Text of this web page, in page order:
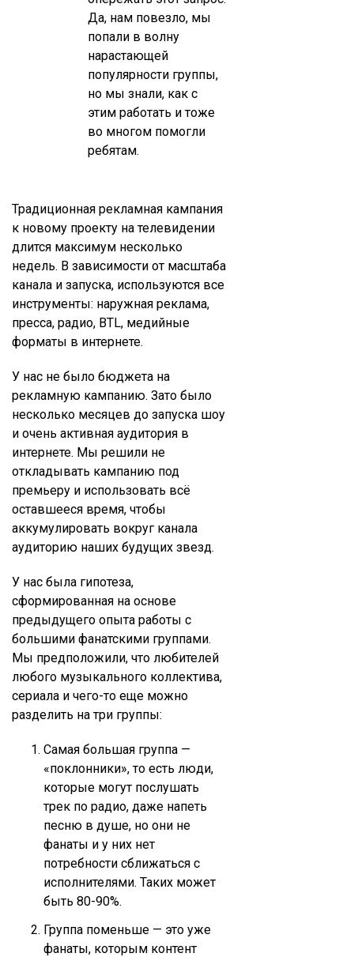
Да, нам повезло, мы
попали в волну
нарастающей
популярности группы,
но мы знали, как с
этим работать и тоже
во многом помогли
ребятам.
Традиционная рекламная кампания
к новому проекту на телевидении
длится максимум несколько
недель. В зависимости от масштаба
канала и запуска, используются все
инструменты: наружная реклама,
пресса, радио, BTL, медийные
форматы в интернете.
У нас не было бюджета на
рекламную кампанию. Зато было
несколько месяцев до запуска шоу
и очень активная аудитория в
интернете. Мы решили не
откладывать кампанию под
премьеру и использовать всё
оставшееся время, чтобы
аккумулировать вокруг канала
аудиторию наших будущих звезд.
У нас была гипотеза,
сформированная на основе
предыдущего опыта работы с
большими фанатскими группами.
Мы предположили, что любителей
любого музыкального коллектива,
сериала и чего-то еще можно
разделить на три группы:
Самая большая группа —
«поклонники», то есть люди,
которые могут послушать
трек по радио, даже напеть
песню в душе, но они не
фанаты и у них нет
потребности сближаться с
исполнителями. Таких может
быть 80-90%.
Группа поменьше — это уже
фанаты, которым контент